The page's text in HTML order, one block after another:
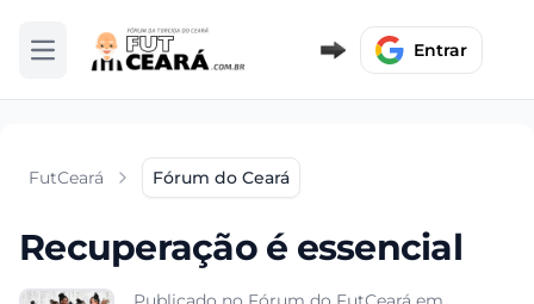
Abrir menu Entrar
FutCeará Fórum do Ceará
Recuperação é essencial